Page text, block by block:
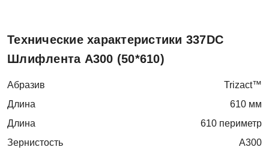
Технические характеристики 337DC
Шлифлента A300 (50*610)
Абразив
Trizact™
Длина
610 мм
Длина
610 периметр
Зернистость
A300